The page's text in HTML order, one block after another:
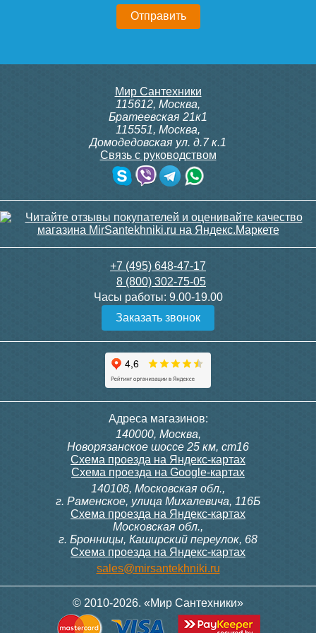
Конвектор ITT.080.200.1300
с решеткой GRILL.SGA-20-
30 665
Конвектор ITT.080.200.1300
с решеткой GRILL.SGA-20-
1300 brown
Конвектор ITT.080.200.1300
с решеткой GRILL.SGW-20-
Конвектор ITT.080.200.1000
с решеткой GRILL.SGW-20-
Конвектор ITT.080.200.1000
с решеткой GRILL.SGW-20-
Конвектор ITT.080.200.900 с
решеткой GRILL.SGA-20-
9 300
Клапан радиаторный
1/2"
3 150
Подробнее
Клапан радиаторный
Siemens VDN 115, прямой
1/2"
Подробнее
100T, 230В (накладной,
расписание, упр.с пульта)
28 000
300, 230В (врезной - квадр.
коробка)
9 700
Мир Сантехники
115612, Москва,
Братеевская 21к1
115551, Москва,
Домодедовская ул. д.7 к.1
Связь с руководством
+7 (495) 648-47-17
8 (800) 302-75-05
Часы работы: 9.00-19.00
Заказать звонок
Адреса магазинов:
140000, Москва,
Новорязанское шоссе 25 км, ст16
Схема проезда на Яндекс-картах
Схема проезда на Google-картах
140108, Московская обл.,
г. Раменское, улица Михалевича, 116Б
Схема проезда на Яндекс-картах
Московская обл.,
г. Бронницы, Каширский переулок, 68
Схема проезда на Яндекс-картах
sales@mirsantekhniki.ru
© 2010-2026. «Мир Сантехники»